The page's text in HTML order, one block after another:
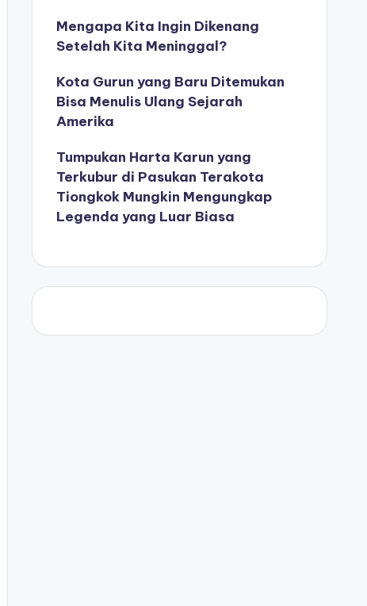
Mengapa Kita Ingin Dikenang
Setelah Kita Meninggal?
Kota Gurun yang Baru Ditemukan
Bisa Menulis Ulang Sejarah
Amerika
Tumpukan Harta Karun yang
Terkubur di Pasukan Terakota
Tiongkok Mungkin Mengungkap
Legenda yang Luar Biasa